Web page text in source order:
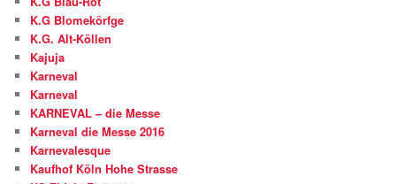
K.G Blomekörfge
K.G. Alt-Köllen
Kajuja
Karneval
Karneval
KARNEVAL – die Messe
Karneval die Messe 2016
Karnevalesque
Kaufhof Köln Hohe Strasse